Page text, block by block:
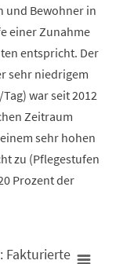
und Bewohner in
einer Zunahme
entspricht. Der
sehr niedrigem
war seit 2012
Zeitraum
sehr hohen
zu (Pflegestufen
Prozent der
Fakturierte